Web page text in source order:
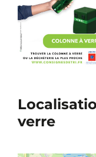
verre